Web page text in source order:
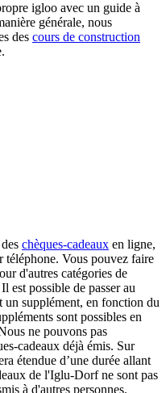
igloo avec un guide à
générale, nous
des cours de construction
chèques-cadeaux en ligne,
téléphone. Vous pouvez faire
d'autres catégories de
est possible de passer au
un supplément, en fonction du
sont possibles en
ne pouvons pas
cadeaux déjà émis. Sur
étendue d’une durée allant
de l'Iglu-Dorf ne sont pas
à d'autres personnes.